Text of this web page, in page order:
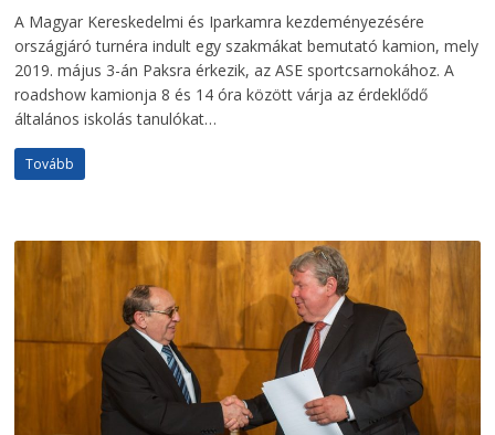
A Magyar Kereskedelmi és Iparkamra kezdeményezésére
országjáró turnéra indult egy szakmákat bemutató kamion, mely
2019. május 3-án Paksra érkezik, az ASE sportcsarnokához. A
roadshow kamionja 8 és 14 óra között várja az érdeklődő
általános iskolás tanulókat…
Tovább